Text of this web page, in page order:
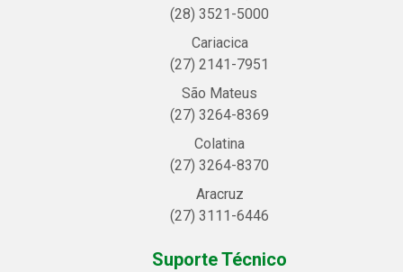
(28) 3521-5000
Cariacica
(27) 2141-7951
São Mateus
(27) 3264-8369
Colatina
(27) 3264-8370
Aracruz
(27) 3111-6446
Suporte Técnico